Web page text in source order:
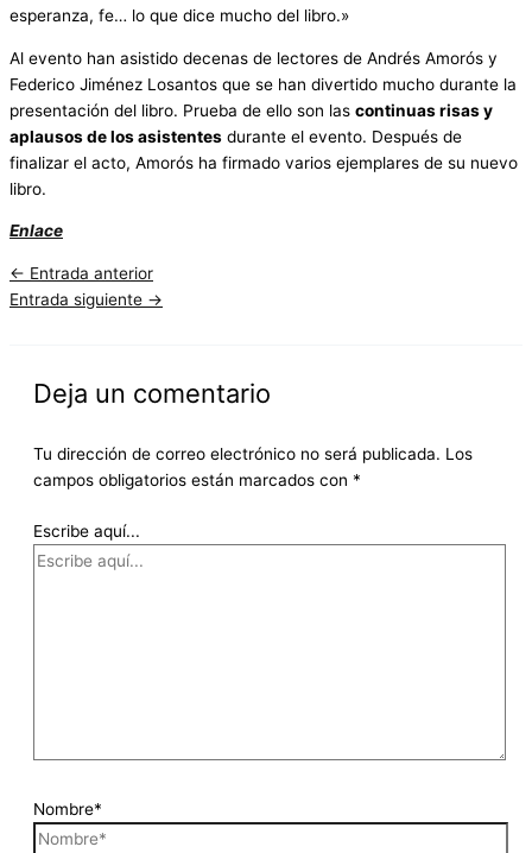
esperanza, fe… lo que dice mucho del libro.»
Al evento han asistido decenas de lectores de Andrés Amorós y
Federico Jiménez Losantos que se han divertido mucho durante la
presentación del libro. Prueba de ello son las continuas risas y
aplausos de los asistentes durante el evento. Después de
finalizar el acto, Amorós ha firmado varios ejemplares de su nuevo
libro.
Enlace
← Entrada anterior
Entrada siguiente →
Deja un comentario
Tu dirección de correo electrónico no será publicada. Los
campos obligatorios están marcados con *
Escribe aquí...
Nombre*